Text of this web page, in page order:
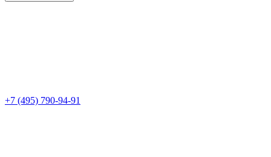
+7 (495) 790-94-91